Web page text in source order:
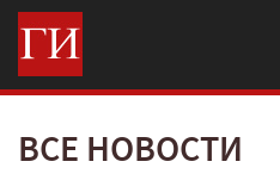
ВСЕ НОВОСТИ